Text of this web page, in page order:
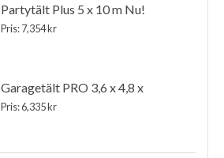
Partytält Plus 5 x 10 m Nu!
Pris: 7,354 kr
Garagetält PRO 3,6 x 4,8 x
Pris: 6,335 kr